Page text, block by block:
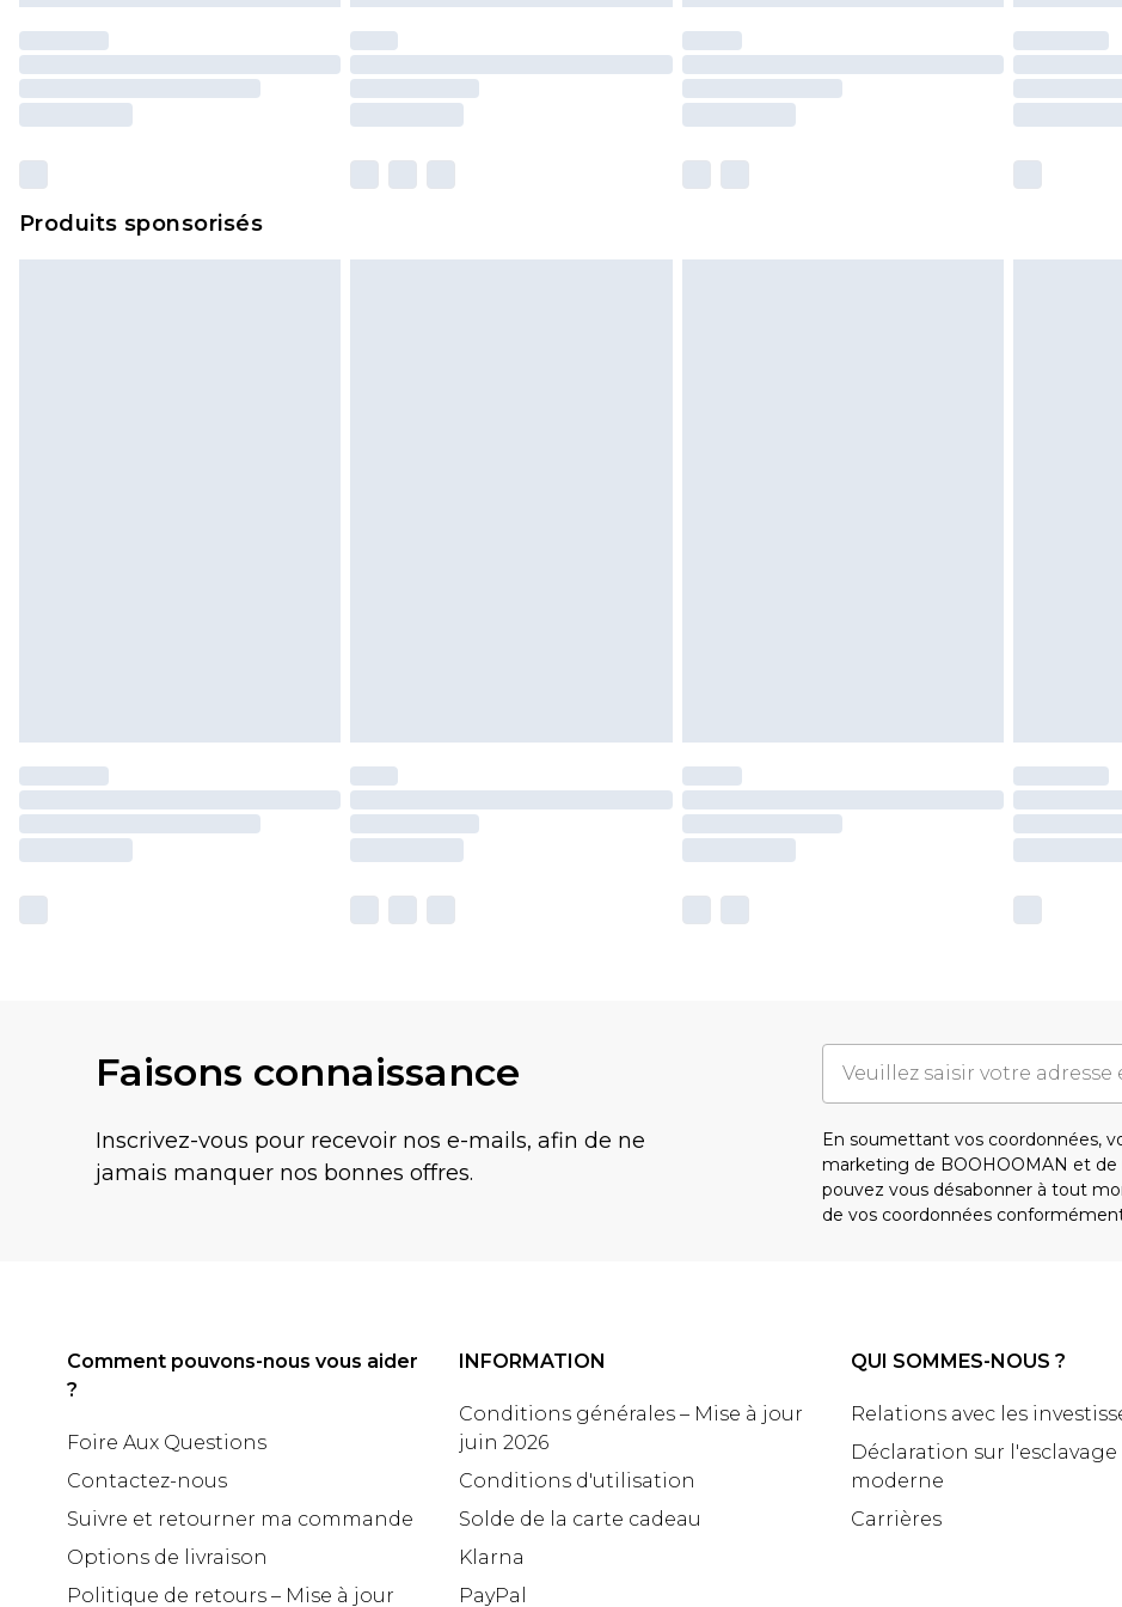
Produits sponsorisés
Faisons connaissance
Inscrivez-vous pour recevoir nos e-mails, afin de ne
jamais manquer nos bonnes offres.
En soumettant vos coordonnées,
marketing de BOOHOOMAN et de
pouvez vous désabonner à tout
de vos coordonnées
Comment pouvons-nous vous aider
?
Foire Aux Questions
Contactez-nous
Suivre et retourner ma commande
Options de livraison
Politique de retours – Mise à jour
INFORMATION
Conditions générales – Mise à jour
juin 2026
Conditions d'utilisation
Solde de la carte cadeau
Klarna
PayPal
QUI SOMMES-NOUS ?
Relations avec les
Déclaration sur l'esclavage
moderne
Carrières